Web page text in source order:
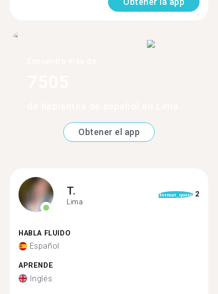
Obtener el app
T.
Lima
format_quote 2
HABLA FLUIDO
Español
APRENDE
Inglés